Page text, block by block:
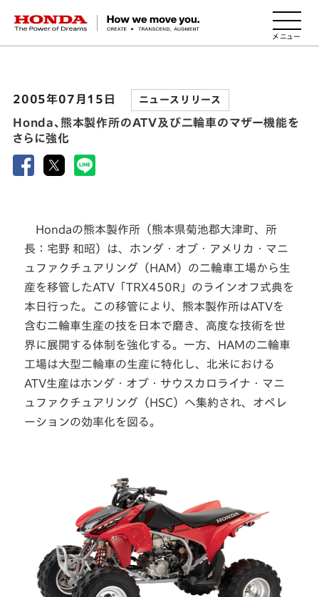
HONDA The Power of Dreams
2005年07月15日 ニュースリリース
Honda、熊本製作所のATV及び二輪車のマザー機能を
さらに強化
Hondaの熊本製作所（熊本県菊池郡大津町、所
長：宅野 和昭）は、ホンダ・オブ・アメリカ・マニ
ュファクチュアリング（HAM）の二輪車工場から生
産を移管したATV「TRX450R」のラインオフ式典を
本日行った。この移管により、熊本製作所はATVを
含む二輪車生産の技を日本で磨き、高度な技術を世
界に展開する体制を強化する。一方、HAMの二輪車
工場は大型二輪車の生産に特化し、北米における
ATV生産はホンダ・オブ・サウスカロライナ・マニ
ュファクチュアリング（HSC）へ集約され、オペレ
ーションの効率化を図る。